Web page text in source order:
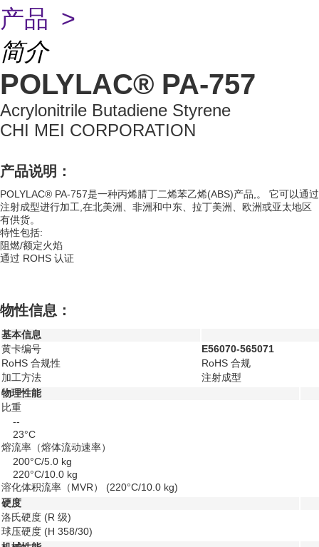
产品 >
简介
POLYLAC® PA-757
Acrylonitrile Butadiene Styrene
CHI MEI CORPORATION
产品说明：
POLYLAC® PA-757是一种丙烯腈丁二烯苯乙烯(ABS)产品,。 它可以通过
注射成型进行加工,在北美洲、非洲和中东、拉丁美洲、欧洲或亚太地区
有供货。
特性包括:
阻燃/额定火焰
通过 ROHS 认证
物性信息：
基本信息
黄卡编号
E56070-565071
RoHS 合规性
RoHS 合规
加工方法
注射成型
物理性能
比重
--
23°C
熔流率（熔体流动速率）
200°C/5.0 kg
220°C/10.0 kg
溶化体积流率（MVR） (220°C/10.0 kg)
硬度
洛氏硬度 (R 级)
球压硬度 (H 358/30)